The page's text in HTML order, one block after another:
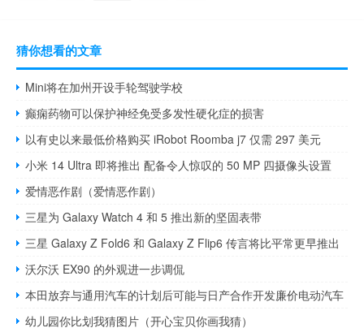
猜你想看的文章
Mini将在加州开设手轮驾驶学校
癫痫药物可以保护神经免受多发性硬化症的损害
以有史以来最低价格购买 iRobot Roomba j7 仅需 297 美元
小米 14 Ultra 即将推出 配备令人惊叹的 50 MP 四摄像头设置
爱情恶作剧（爱情恶作剧）
三星为 Galaxy Watch 4 和 5 推出新的坚固表带
三星 Galaxy Z Fold6 和 Galaxy Z Flip6 传言将比平常更早推出
沃尔沃 EX90 的外观进一步调侃
本田放弃与通用汽车的计划后可能与日产合作开发廉价电动汽车
幼儿园你比划我猜图片（开心宝贝你画我猜）